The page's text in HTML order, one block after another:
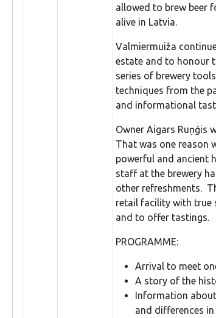
allowed to brew beer
alive in Latvia.
Valmiermuiža
estate and to honour
series of brewery
techniques from the
and informational
Owner Aigars Ruņģis
That was one reason
powerful and ancient
staff at the brewery
other refreshments.
retail facility with true
and to offer tastings.
PROGRAMME:
Arrival to meet
A story of the
Information
and differences